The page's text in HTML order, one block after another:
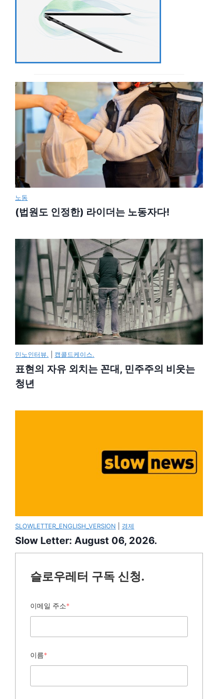
노동
(법원도 인정한) 라이더는 노동자다!
민노인터뷰. 캡콜드케이스.
표현의 자유 외치는 꼰대, 민주주의 비웃는
청년
SLOWLETTER_ENGLISH_VERSION 경제
Slow Letter: August 06, 2026.
슬로우레터 구독 신청.
이메일 주소*
이름*